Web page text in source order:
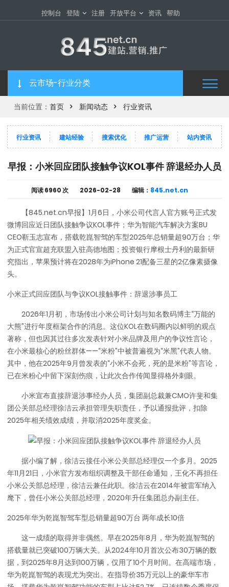
控制台 登陆 注册 开放平台 资讯 帮助
云市场-行业分类
当前位置： 首页 新闻动态 行业资讯
行业资讯 建站经验 搜索优化 推广运营 站内资讯
早报：小米回应团队接触争议KOL事件 辞退经办人员
阅读6960 次 2026-02-28 编辑： 845.net.cn​
【845.net.cn早报】1月6日，小米公司代言人官方账号正式发
微博回应近日团队接触争议KOL事件；华为智能汽车解决方案BU
CEO靳玉志宣布，搭载乾崑智驾的车型2025年总销量超90万台；华
为正式官宣超充联盟入驻高德地图；投资银行摩根士丹利的最新研
究指出，苹果预计将在2028年为iPhone 21配备三星的2亿像素摄像
头。
小米正式回应团队与争议KOL接触事件：辞退涉事员工
2026年1月初，市场传出小米公司计划与知名数码博主“万能的
大熊”进行年度框架合作的消息。这位KOL在数码圈内以鲜明的观点
著称，但也因其过往多次发表针对小米品牌及用户的争议性言论，
在小米最核心的粉丝群体——“米粉”中被普遍视为“米黑”代表人物。
其中，他在2025年9月曾发表的“小米不会死，死的是米粉”等言论，
已在米粉心中留下深刻伤痕，让此次合作传闻显得格外刺眼。
小米宣布直接辞退涉事经办人员，集团副总裁兼CMO许斐和集
团公关部总经理徐洁云承担管理失职责任，予以通报批评，扣除
2025年相关绩效成绩，并取消2025年度奖金。
据小编了解，徐洁云接任小米公关部总经理仅一个多月。2025
年11月21日，小米官方发布组织调整及干部任命通知，王化不再担任
小米公关部总经理，徐洁云兼任此职。徐洁云在2014年被雷军纳入
麾下，曾任小米公关部总经理，2020年升任集团总办副主任。
2025年华为乾崑智驾车型总销量超90万台 两年成长10倍
这一成绩的取得并非偶然。早在2025年8月，华为乾崑智驾的
搭载量就已突破100万辆大关。从2024年10月首次公布30万辆的数
据，到2025年8月达到100万辆，仅用了10个月时间。在高端市场，
华为乾崑智驾的表现尤为突出。在指导价35万元以上的豪华车市